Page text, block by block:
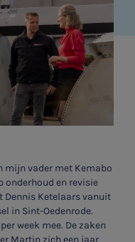
mijn vader met Kemabo
en revisie
Dennis Ketelaars vanuit
in Sint-Oedenrode.
week mee. De zaken
Martin zich een jaar